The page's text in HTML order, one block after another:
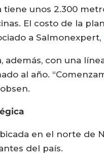
tiene unos 2.300
El costo de la
a Salmonexpert,
además, con una
al año.
en el norte de
del país.